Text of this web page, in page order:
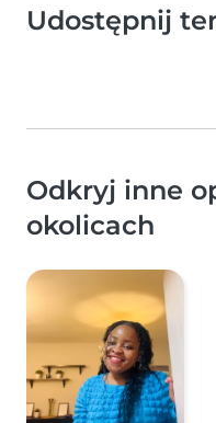
Udostępnij
Odkryj inne
okolicach